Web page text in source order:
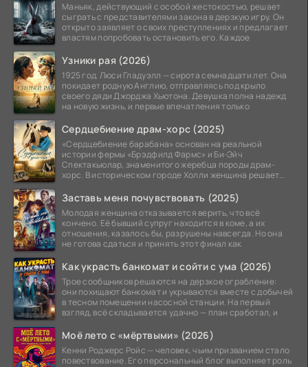
Маньяк, действующий с особой жестокостью, решает
сыграть с представителями закона в дерзкую игру. Он
открыто заявляет о своих преступлениях и предлагает
властям попробовать остановить его. Каждое
Узники рая (2026)
1925 год. Люси Гладуэлл — сирота семнадцати лет. Она
покидает родную Англию, отправляясь под крыло
своего дяди Джорджа Хьютона. Девушка полна надежд
на новую жизнь, и первые впечатления только
Сердцебиение драм-хорс (2025)
«Сердцебиение барабана» основан на реальной
истории фермы «Брэдфилд Фармс» и Би-Эйч
Спектакьюлар, знаменитого жеребца породы драм-
хорс. В историческом городе Холли женщина решает
Заставь меня почувствовать (2025)
Молодая женщина отказывается верить, что всё
кончено. Её бывший супруг находится в коме, а их
отношения, казалось бы, разрушены навсегда. Но она
не готова сдаться и принять этот финал как
Как украсть банкомат и сойти с ума (2026)
Трое сообщников решаются на дерзкое ограбление:
они похищают банкомат и укрываются вместе с добычей
в тесном помещении насосной станции. На первый
взгляд, всё складывается удачно — план сработал, и
Моё лето с «мёртвыми» (2026)
Кенни Роджерс Ройс — человек, чьим призванием стало
повествование. Его персональный блог выполняет роль